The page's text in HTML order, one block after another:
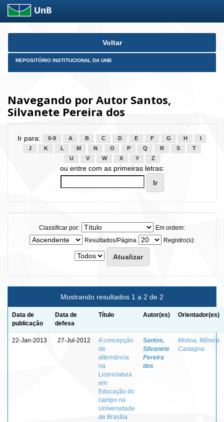
Skip
Voltar
REPOSITÓRIO INSTITUCIONAL DA UNB
Navegando por Autor Santos,
Silvanete Pereira dos
Ir para: 0-9 A B C D E F G H
J
K L M N O P Q R S
T
U
V W X Y Z
ou entre com as primeiras letras:
Classificar por:
Em ordem:
Resultados/Página
Registro(s):
Mostrando resultados 1 a 2 de 2
Data de
publicação
Data de
defesa
Título Autor(es) Orientador(es)
22-Jan-2013 27-Jul-2012
A concepção
de
alternância
na
Licenciatura
em
Educação do
campo na
Universidade
de Brasília
Santos,
Silvanete
Pereira
dos
Molina, Mônica
Castagna